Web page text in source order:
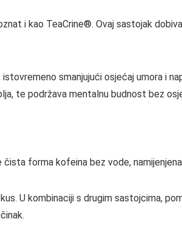
i kao TeaCrine®. Ovaj sastojak
smanjujući osjećaj umora i
te podržava mentalnu budnost bez
forma kofeina bez vode,
U kombinaciji s drugim sastojcima,